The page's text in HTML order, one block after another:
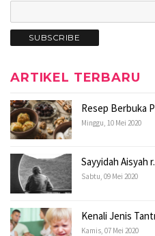
ARTIKEL TERBARU
Resep Berbuka
Minggu, 10 Mei 2020
Sayyidah Aisyah
Sabtu, 09 Mei 2020
Kenali Jenis
Kamis, 07 Mei 2020